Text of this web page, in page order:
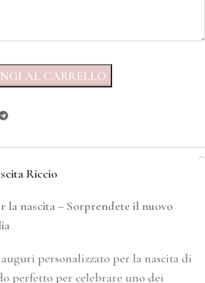
AL CARRELLO
Riccio
la nascita – Sorprendete il nuovo
personalizzato per la nascita di
perfetto per celebrare uno dei